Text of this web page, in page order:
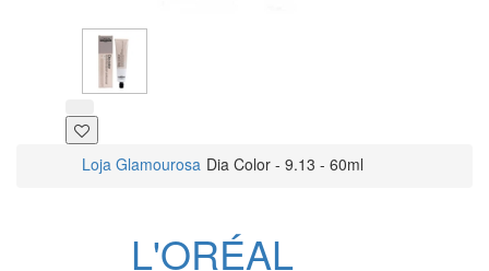
Loja Glamourosa Dia Color - 9.13 - 60ml
L'ORÉAL